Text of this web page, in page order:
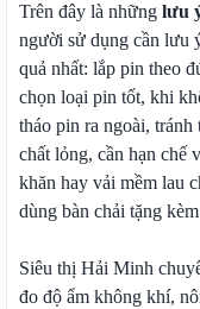
Trên đây là những lưu
người sử dụng cần lưu
quả nhất: lắp pin theo
chọn loại pin tốt, khi
tháo pin ra ngoài,
chất lỏng, cần hạn chế
khăn hay vải mềm lau
dùng bàn chải tặng
Siêu thị Hải Minh
đo độ ẩm không khí,